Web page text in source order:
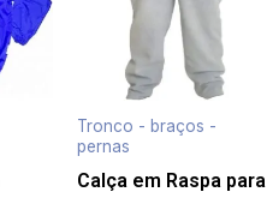
Tronco - braços -
pernas
Calça em Raspa para